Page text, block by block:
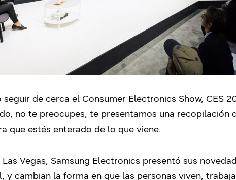
de cerca el Consumer Electronics Show, CES
no te preocupes, te presentamos una recopilación
que estés enterado de lo que viene.
Vegas, Samsung Electronics presentó sus
y cambian la forma en que las personas viven,